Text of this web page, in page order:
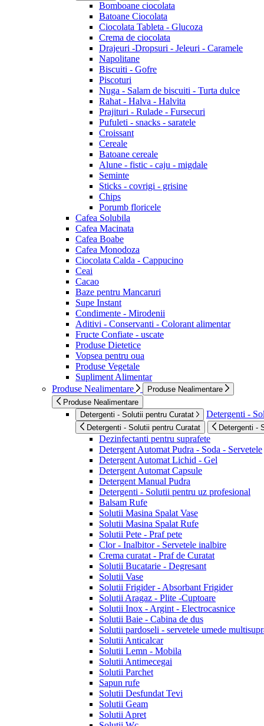
Bomboane ciocolata
Batoane Ciocolata
Ciocolata Tableta - Glucoza
Crema de ciocolata
Drajeuri -Dropsuri - Jeleuri - Caramele
Napolitane
Biscuiti - Gofre
Piscoturi
Nuga - Salam de biscuiti - Turta dulce
Rahat - Halva - Halvita
Prajituri - Rulade - Fursecuri
Pufuleti - snacks - saratele
Croissant
Cereale
Batoane cereale
Alune - fistic - caju - migdale
Seminte
Sticks - covrigi - grisine
Chips
Porumb floricele
Cafea Solubila
Cafea Macinata
Cafea Boabe
Cafea Monodoza
Ciocolata Calda - Cappucino
Ceai
Cacao
Baze pentru Mancaruri
Supe Instant
Condimente - Mirodenii
Aditivi - Conservanti - Colorant alimentar
Fructe Confiate - uscate
Produse Dietetice
Vopsea pentru oua
Produse Vegetale
Supliment Alimentar
Produse Nealimentare
Produse Nealimentare
Produse Nealimentare
Detergenti - Solutii pentru Curatat
Detergenti -
Detergenti - Solutii pentru Curatat Detergenti -
Dezinfectanti pentru suprafete
Detergent Automat Pudra - Soda - Servetele
Detergent Automat Lichid - Gel
Detergent Automat Capsule
Detergent Manual Pudra
Detergenti - Solutii pentru uz profesional
Balsam Rufe
Solutii Masina Spalat Vase
Solutii Masina Spalat Rufe
Solutii Pete - Praf pete
Clor - Inalbitor - Servetele inalbire
Crema curatat - Praf de Curatat
Solutii Bucatarie - Degresant
Solutii Vase
Solutii Frigider - Absorbant Frigider
Solutii Aragaz - Plite -Cuptoare
Solutii Inox - Argint - Electrocasnice
Solutii Baie - Cabina de dus
Solutii pardoseli - servetele umede
Solutii Anticalcar
Solutii Lemn - Mobila
Solutii Antimecegai
Solutii Parchet
Sapun rufe
Solutii Desfundat Tevi
Solutii Geam
Solutii Apret